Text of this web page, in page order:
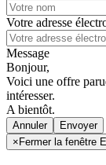
Votre adresse
Message
Bonjour,
Voici une offre
intéresser.
A bientôt.
Annuler
× Fermer la fenêtre